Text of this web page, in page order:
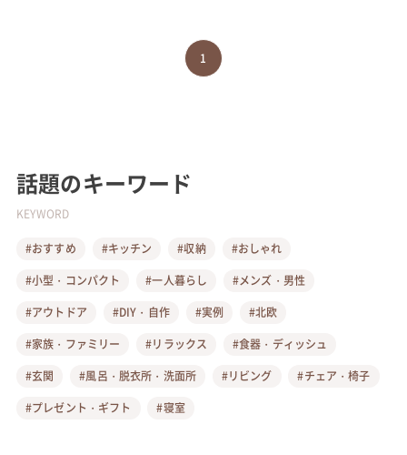
1
話題のキーワード
KEYWORD
#おすすめ #キッチン #収納
#おしゃれ
#小型・コンパクト
#一人暮らし
#メンズ・男性
#アウトドア
#DIY・自作 #実例
#北欧
#家族・ファミリー
#リラックス
#食器・ディッシュ
#玄関
#風呂・脱衣所・洗面所 #リビング
#チェア・椅子
#プレゼント・ギフト
#寝室